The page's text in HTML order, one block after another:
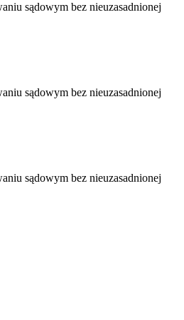
sądowym bez nieuzasadnionej
sądowym bez nieuzasadnionej
sądowym bez nieuzasadnionej